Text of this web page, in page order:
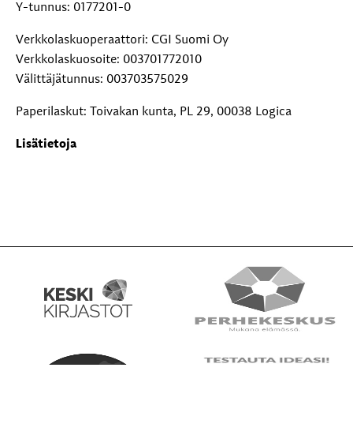
Y-tunnus: 0177201-0
Verkkolaskuoperaattori: CGI Suomi Oy
Verkkolaskuosoite: 003701772010
Välittäjätunnus: 003703575029
Paperilaskut: Toivakan kunta, PL 29, 00038 Logica
Lisätietoja